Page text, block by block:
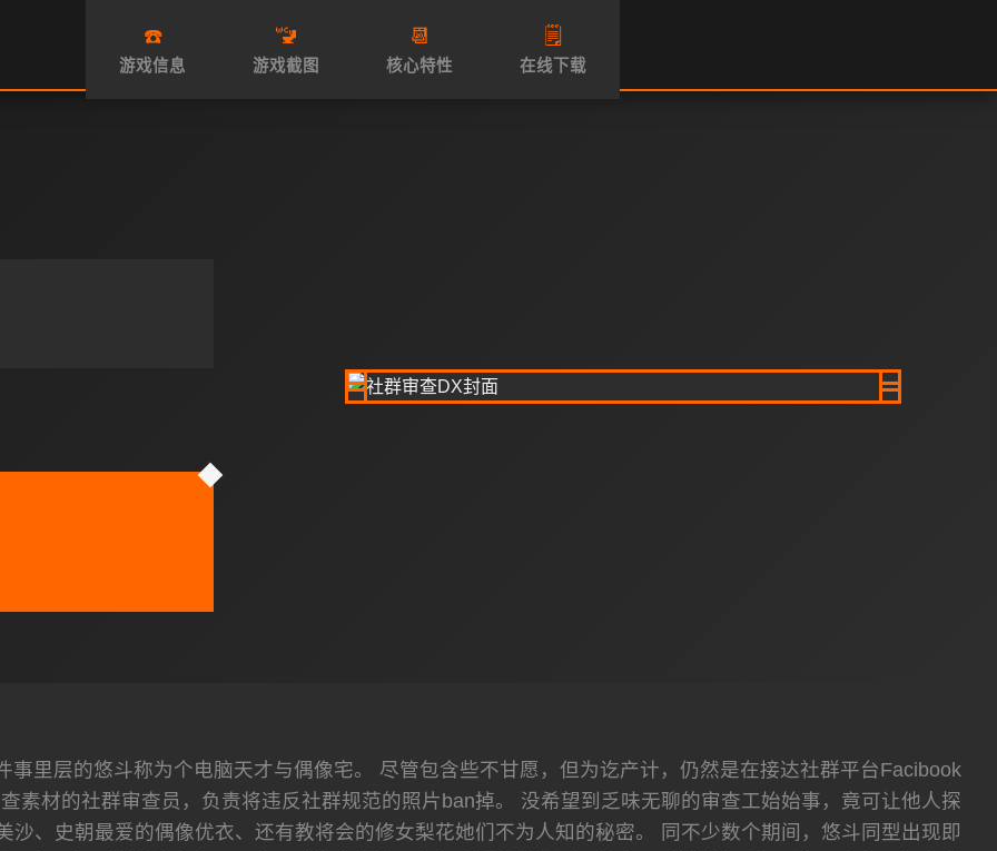
☎️
游戏信息
🚾
游戏截图
📆
核心特性
🗒️
在线下载
事里层的悠斗称为个电脑天才与偶像宅。 尽管包含些不甘愿，但为讫产计，仍然是在接达社群平台Facibook
素材的社群审查员，负责将违反社群规范的照片ban掉。 没希望到乏味无聊的审查工始始事，竟可让他人探
沙、史朝最爱的偶像优衣、还有教将会的修女梨花她们不为人知的秘密。 同不少数个期间，悠斗同型出现即